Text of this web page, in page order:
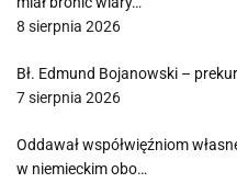
8 sierpnia 2026
Bł. Edmund Bojanowski –
7 sierpnia 2026
Oddawał współwięźniom
w niemieckim obo…